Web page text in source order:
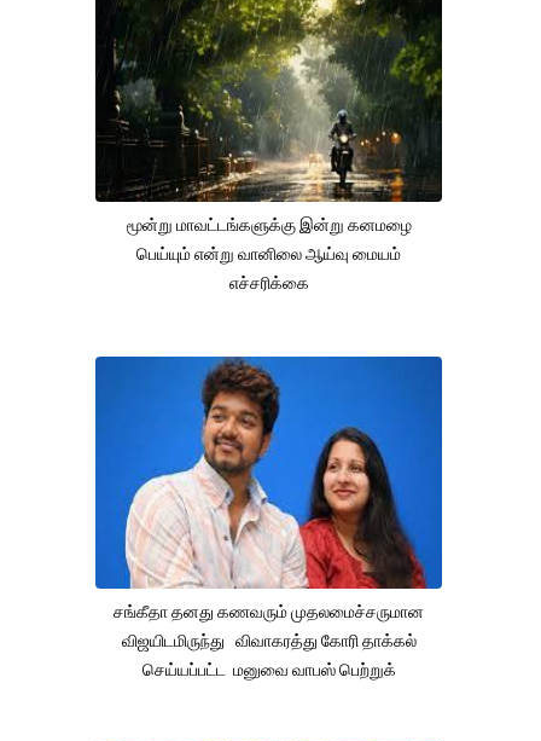
மூன்று மாவட்டங்களுக்கு இன்று கனமழை
பெய்யும் என்று வானிலை ஆய்வு மையம்
எச்சரிக்கை
சங்கீதா தனது கணவரும் முதலமைச்சருமான
விஜயிடமிருந்து விவாகரத்து கோரி தாக்கல்
செய்யப்பட்ட மனுவை வாபஸ் பெற்றுக்